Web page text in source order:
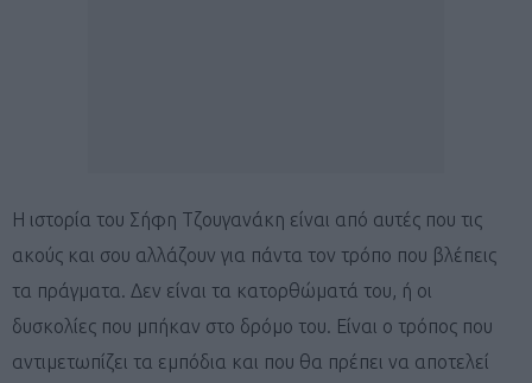
Η ιστορία του Σήφη Τζουγανάκη είναι από αυτές που τις
ακούς και σου αλλάζουν για πάντα τον τρόπο που βλέπεις
τα πράγματα. Δεν είναι τα κατορθώματά του, ή οι
δυσκολίες που μπήκαν στο δρόμο του. Είναι ο τρόπος που
αντιμετωπίζει τα εμπόδια και που θα πρέπει να αποτελεί